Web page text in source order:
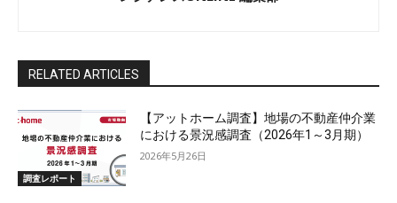
RELATED ARTICLES
調査レポート
【アットホーム調査】地場の不動産仲介業
における景況感調査（2026年1～3月期）
2026年5月26日